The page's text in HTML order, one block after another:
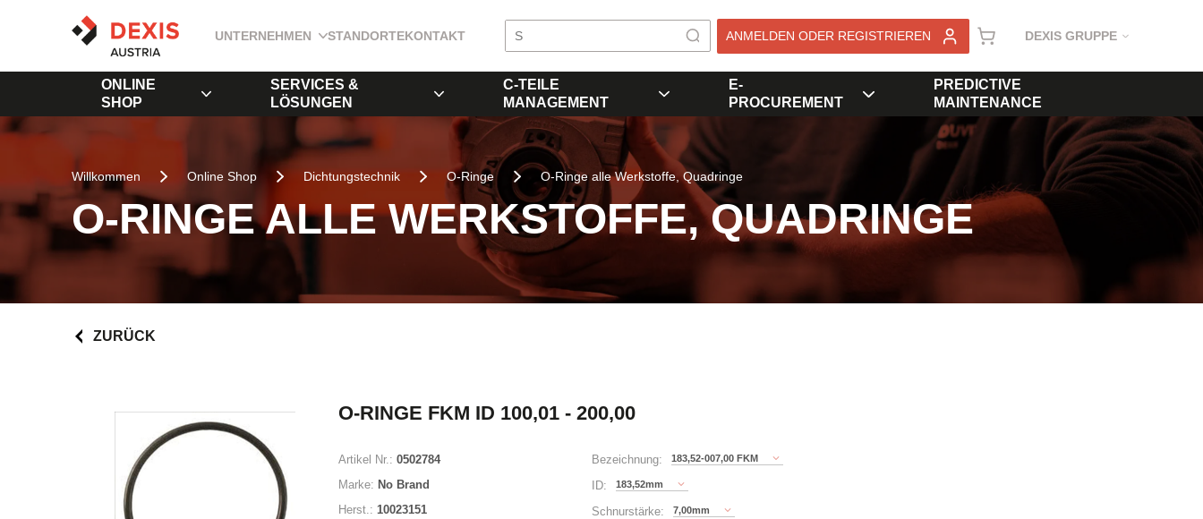
UNTERNEHMEN STANDORTEKONTAKT ANMELDEN ODER REGISTRIEREN DEXIS GRUPPE
ONLINE
SHOP
SERVICES &
LÖSUNGEN
C-TEILE
MANAGEMENT
E-
PROCUREMENT
PREDICTIVE
MAINTENANCE
Willkommen Online Shop Dichtungstechnik O-Ringe O-Ringe alle Werkstoffe, Quadringe
O-RINGE ALLE WERKSTOFFE, QUADRINGE
ZURÜCK
O-RINGE FKM ID 100,01 - 200,00
Artikel Nr.: 0502784
Marke: No Brand
Herst.: 10023151
Bezeichnung: 183,52-007,00 FKM
ID: 183,52mm
Schnurstärke: 7,00mm